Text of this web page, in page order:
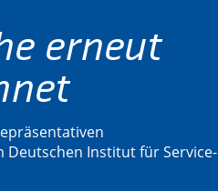
erneut
Institut für Service-